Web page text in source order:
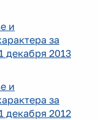
и
за
декабря 2013
и
за
декабря 2012